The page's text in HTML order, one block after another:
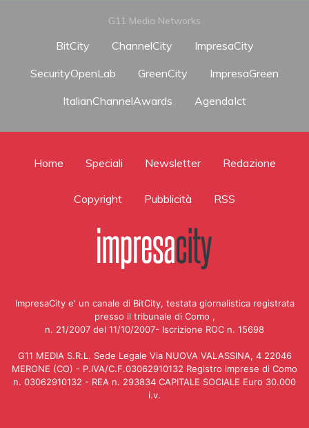
G11 Media Networks
BitCity ChannelCity
ImpresaCity
SecurityOpenLab
GreenCity
ImpresaGreen
ItalianChannelAwards
AgendaIct
Home Speciali Newsletter Redazione
Copyright Pubblicità RSS
ImpresaCity e' un canale di BitCity, testata giornalistica registrata
presso il tribunale di Como ,
n. 21/2007 del 11/10/2007- Iscrizione ROC n. 15698
G11 MEDIA S.R.L. Sede Legale Via NUOVA VALASSINA, 4 22046
MERONE (CO) - P.IVA/C.F.03062910132 Registro imprese di Como
n. 03062910132 - REA n. 293834 CAPITALE SOCIALE Euro 30.000
i.v.